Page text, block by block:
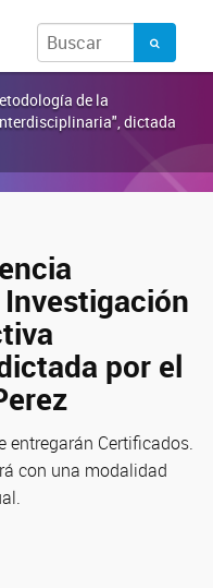
de la
dictada
por el
entregarán Certificados.
con una modalidad